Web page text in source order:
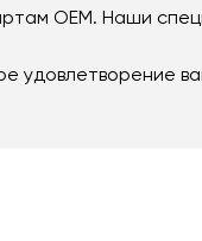
OEM. Наши
удовлетворение